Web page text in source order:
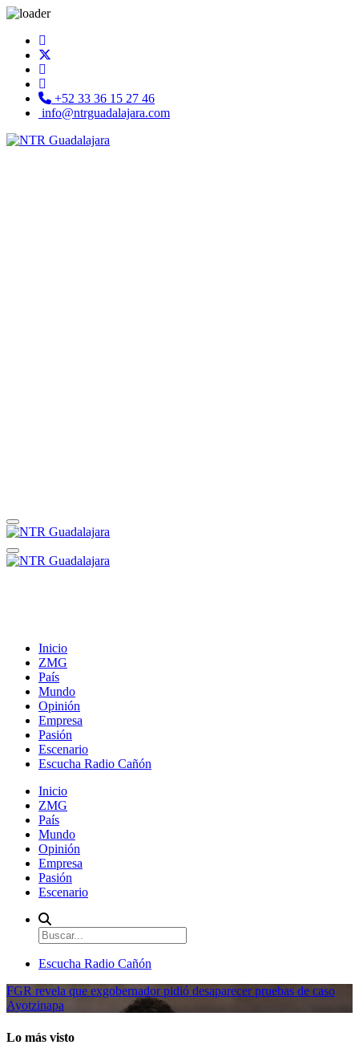
+52 33 36 15 27 46
info@ntrguadalajara.com
Inicio
ZMG
País
Mundo
Opinión
Empresa
Pasión
Escenario
Escucha Radio Cañón
Inicio
ZMG
País
Mundo
Opinión
Empresa
Pasión
Escenario
Escucha Radio Cañón
FGR revela que exgobernador pidió desaparecer pruebas de caso
Ayotzinapa
Lo más visto